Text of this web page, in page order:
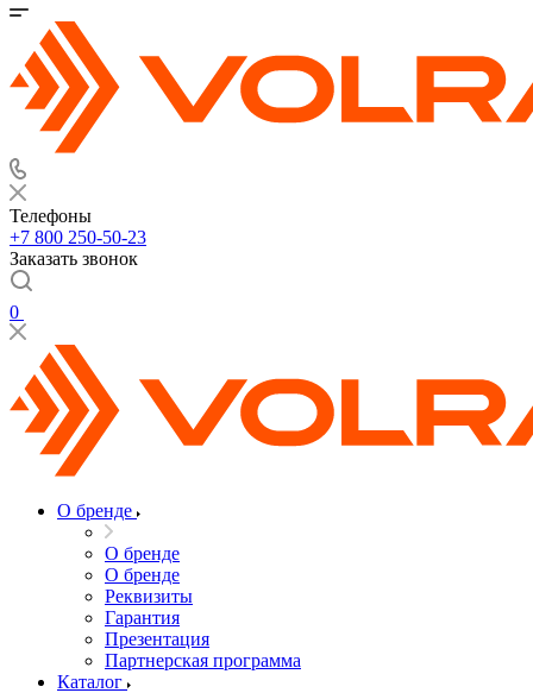
Телефоны
+7 800 250-50-23
Заказать звонок
0
О бренде
О бренде
О бренде
Реквизиты
Гарантия
Презентация
Партнерская программа
Каталог